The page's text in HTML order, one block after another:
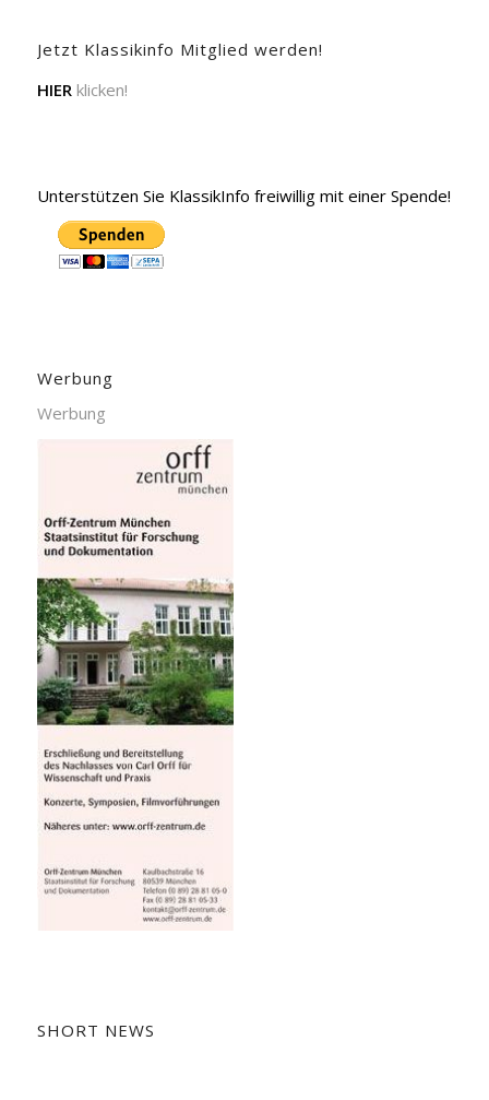
Jetzt Klassikinfo Mitglied werden!
HIER klicken!
Unterstützen Sie KlassikInfo freiwillig mit einer Spende!
Werbung
Werbung
SHORT NEWS